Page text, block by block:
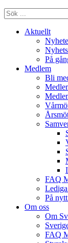
Aktuellt
På
Medlem
Bli
FAQ
På
Om oss
Om
FAQ